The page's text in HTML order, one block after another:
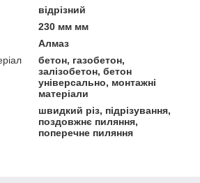
відрізний
230 мм мм
Алмаз
бетон, газобетон,
залізобетон, бетон
універсально, монтажні
матеріали
швидкий різ, підрізування,
поздовжнє пиляння,
поперечне пиляння